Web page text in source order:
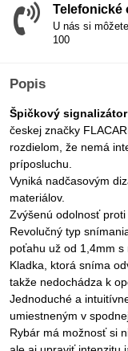
Telefonické
U nás si
100
Popis
Špičkový signalizátor
českej značky
rozdielom, že nemá
príposluchu.
Vyniká nadčasovým
materiálov.
Zvýšenú odolnosť
Revolučný typ
poťahu už od 1,4mm s
Kladka, ktorá sníma
takže nedochádza k
Jednoduché a
umiestneným v
Rybár má možnosť si